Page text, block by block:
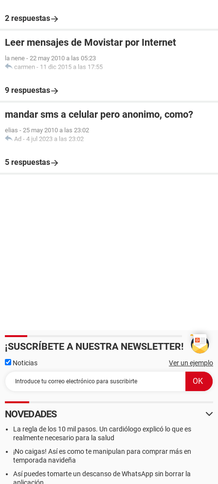
2 respuestas
Leer mensajes de Movistar por Internet
la nene - 22 may 2010 a las 05:23
carmen - 11 dic 2015 a las 17:55
9 respuestas
mandar sms a celular pero anonimo, como?
elias - 25 may 2010 a las 23:02
Ad - 4 jul 2023 a las 23:02
5 respuestas
¡SUSCRÍBETE A NUESTRA NEWSLETTER!
Noticias Ver un ejemplo
NOVEDADES
La regla de los 10 mil pasos. Un cardiólogo explicó lo que es
realmente necesario para la salud
¡No caigas! Así es como te manipulan para comprar más en
temporada navideña
Así puedes tomarte un descanso de WhatsApp sin borrar la